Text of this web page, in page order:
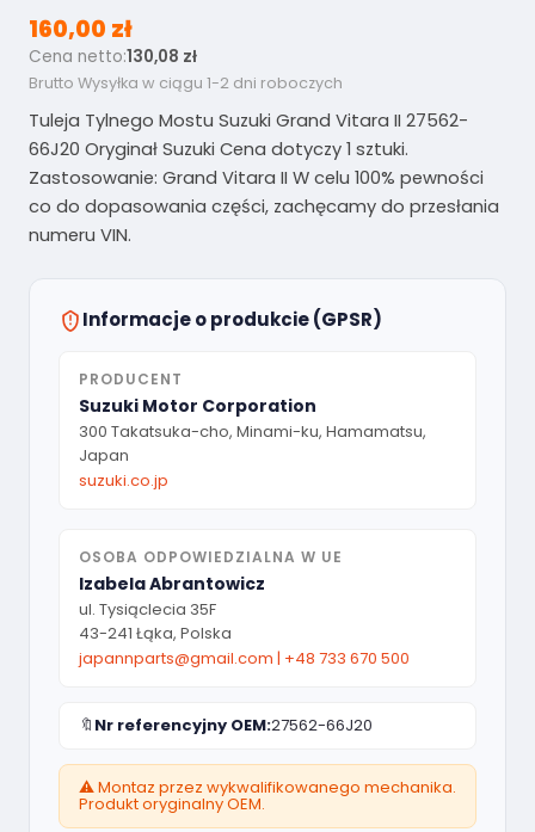
160,00 zł
Cena netto:130,08 zł
Brutto Wysyłka w ciągu 1-2 dni roboczych
Tuleja Tylnego Mostu Suzuki Grand Vitara II 27562-
66J20 Oryginał Suzuki Cena dotyczy 1 sztuki.
Zastosowanie: Grand Vitara II W celu 100% pewności
co do dopasowania części, zachęcamy do przesłania
numeru VIN.
Informacje o produkcie (GPSR)
PRODUCENT
Suzuki Motor Corporation
300 Takatsuka-cho, Minami-ku, Hamamatsu,
Japan
suzuki.co.jp
OSOBA ODPOWIEDZIALNA W UE
Izabela Abrantowicz
ul. Tysiąclecia 35F
43-241 Łąka, Polska
japannparts@gmail.com | +48 733 670 500
🔖 Nr referencyjny OEM:27562-66J20
⚠️ Montaz przez wykwalifikowanego mechanika.
Produkt oryginalny OEM.